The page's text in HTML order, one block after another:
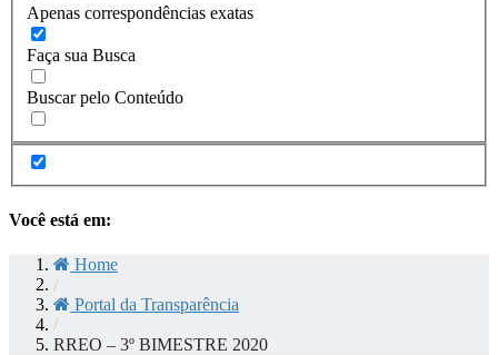
Apenas correspondências exatas
Faça sua Busca
Buscar pelo Conteúdo
Você está em:
Home
/
Portal da Transparência
/
RREO – 3º BIMESTRE 2020